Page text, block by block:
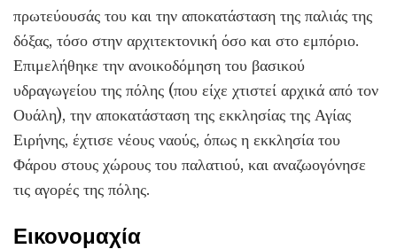
πρωτεύουσάς του και την αποκατάσταση της παλιάς της
δόξας, τόσο στην αρχιτεκτονική όσο και στο εμπόριο.
Επιμελήθηκε την ανοικοδόμηση του βασικού
υδραγωγείου της πόλης (που είχε χτιστεί αρχικά από τον
Ουάλη), την αποκατάσταση της εκκλησίας της Αγίας
Ειρήνης, έχτισε νέους ναούς, όπως η εκκλησία του
Φάρου στους χώρους του παλατιού, και αναζωογόνησε
τις αγορές της πόλης.
Εικονομαχία